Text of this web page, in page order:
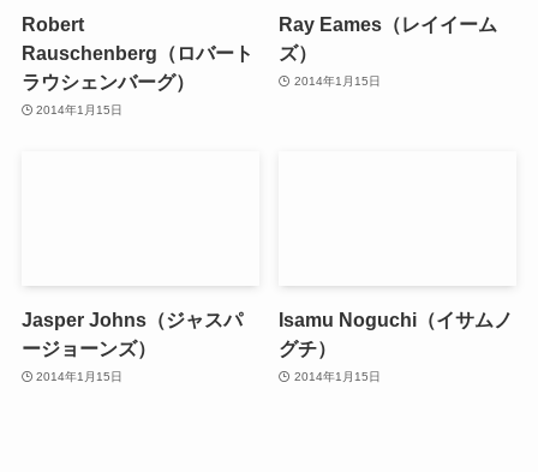
Robert
Rauschenberg（ロバート
ラウシェンバーグ）
2014年1月15日
Ray Eames（レイイーム
ズ）
2014年1月15日
Jasper Johns（ジャスパ
ージョーンズ）
2014年1月15日
Isamu Noguchi（イサムノ
グチ）
2014年1月15日